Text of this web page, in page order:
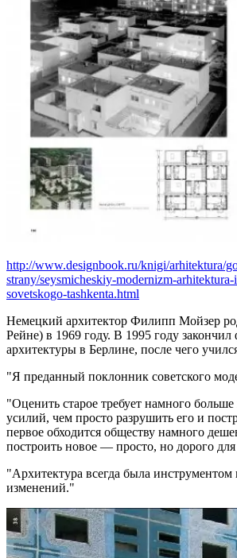
http://www.designbook.ru/knigi/arhitektura/
strany/seysmicheskiy-modernizm-
sovetskogo-tashkenta.html
Немецкий архитектор Филипп Мойзер
Рейне) в 1969 году. В 1995 году закончил
архитектуры в Берлине, после чего
Я преданный поклонник советского
Оценить старое требует намного
усилий, чем просто разрушить его и
первое обходится обществу намного
построить новое — просто, но дорого
Архитектура всегда была инструментом
изменений.